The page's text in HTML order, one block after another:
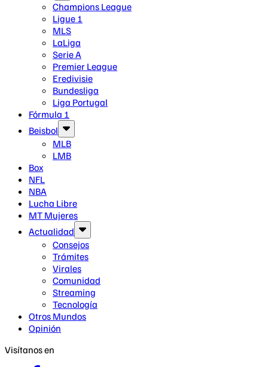
Champions League
Ligue 1
MLS
LaLiga
Serie A
Premier League
Eredivisie
Bundesliga
Liga Portugal
Fórmula 1
Beisbol
MLB
LMB
Box
NFL
NBA
Lucha Libre
MT Mujeres
Actualidad
Consejos
Trámites
Virales
Comunidad
Streaming
Tecnología
Otros Mundos
Opinión
Visítanos en